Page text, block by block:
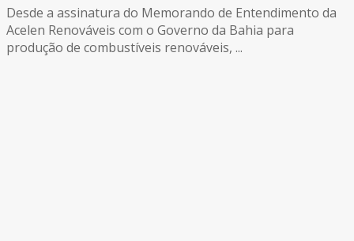
Desde a assinatura do Memorando de Entendimento da
Acelen Renováveis com o Governo da Bahia para
produção de combustíveis renováveis, ...